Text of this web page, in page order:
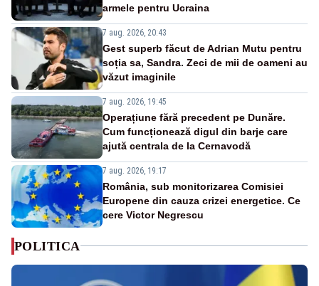
armele pentru Ucraina
7 aug. 2026, 20:43
Gest superb făcut de Adrian Mutu pentru
soția sa, Sandra. Zeci de mii de oameni au
văzut imaginile
7 aug. 2026, 19:45
Operațiune fără precedent pe Dunăre.
Cum funcționează digul din barje care
ajută centrala de la Cernavodă
7 aug. 2026, 19:17
România, sub monitorizarea Comisiei
Europene din cauza crizei energetice. Ce
cere Victor Negrescu
POLITICA